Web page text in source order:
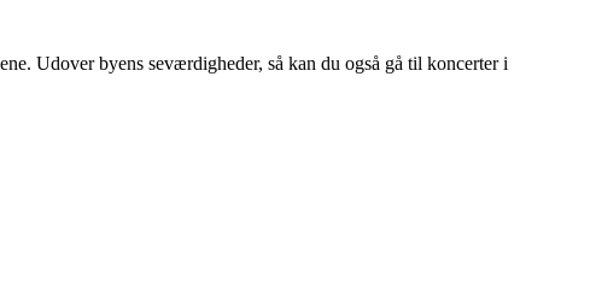
Udover byens seværdigheder, så kan du også gå til koncerter i